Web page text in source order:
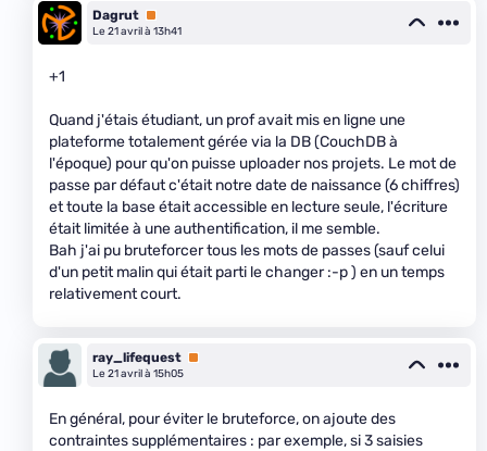
Dagrut Premium
Le 21 avril à 13h41
+1
Quand j'étais étudiant, un prof avait mis en ligne une
plateforme totalement gérée via la DB (CouchDB à
l'époque) pour qu'on puisse uploader nos projets. Le mot de
passe par défaut c'était notre date de naissance (6 chiffres)
et toute la base était accessible en lecture seule, l'écriture
était limitée à une authentification, il me semble.
Bah j'ai pu bruteforcer tous les mots de passes (sauf celui
d'un petit malin qui était parti le changer :-p ) en un temps
relativement court.
ray_lifequest Premium
Le 21 avril à 15h05
En général, pour éviter le bruteforce, on ajoute des
contraintes supplémentaires : par exemple, si 3 saisies